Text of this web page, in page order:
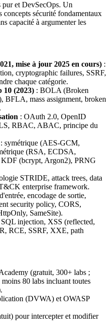
et DevSecOps. Un
concepts sécurité fondamentaux
capacité à argumenter les
mise à jour 2025 en cours) :
cryptographic failures, SSRF,
chaque catégorie.
10 (2023) : BOLA (Broken
BFLA, mass assignment, broken
: OAuth 2.0, OpenID
RBAC, ABAC, principe du
: symétrique (AES-GCM,
(RSA, ECDSA,
(bcrypt, Argon2), PRNG
STRIDE, attack trees, data
enterprise framework.
encodage de sortie,
security policy, CORS,
SameSite).
SQL injection, XSS (reflected,
RCE, SSRF, XXE, path
(gratuit, 300+ labs ;
80 labs incluant toutes
(DVWA) et OWASP
pour intercepter et modifier